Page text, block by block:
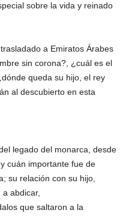
sobre la vida y reinado
a Emiratos Árabes
sin corona?, ¿cuál es el
queda su hijo, el rey
al descubierto en esta
legado del monarca, desde
cuán importante fue de
su relación con su hijo,
a abdicar,
que saltaron a la